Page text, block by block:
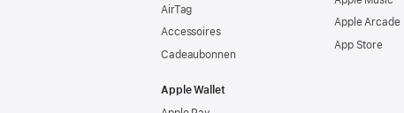
AirTag
Accessoires
Cadeaubonnen
Apple Wallet
Apple Arcade
App Store